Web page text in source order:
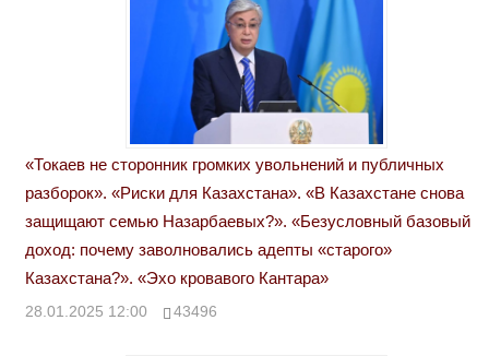
«Токаев не сторонник громких увольнений и публичных
разборок». «Риски для Казахстана». «В Казахстане снова
защищают семью Назарбаевых?». «Безусловный базовый
доход: почему заволновались адепты «старого»
Казахстана?». «Эхо кровавого Кантара»
28.01.2025 12:00 43496